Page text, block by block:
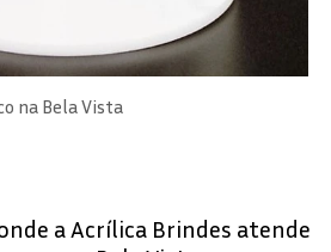
na Bela Vista
a Acrílica Brindes atende